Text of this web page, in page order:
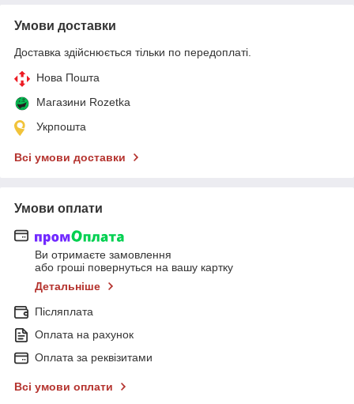
Умови доставки
Доставка здійснюється тільки по передоплаті.
Нова Пошта
Магазини Rozetka
Укрпошта
Всі умови доставки
Умови оплати
Ви отримаєте замовлення
або гроші повернуться на вашу картку
Детальніше
Післяплата
Оплата на рахунок
Оплата за реквізитами
Всі умови оплати